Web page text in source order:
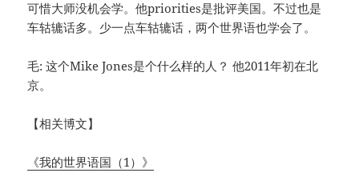
可惜大师没机会学。他priorities是批评美国。不过也是
车轱辘话多。少一点车轱辘话，两个世界语也学会了。
毛: 这个Mike Jones是个什么样的人？ 他2011年初在北
京。
【相关博文】
《我的世界语国（1）》